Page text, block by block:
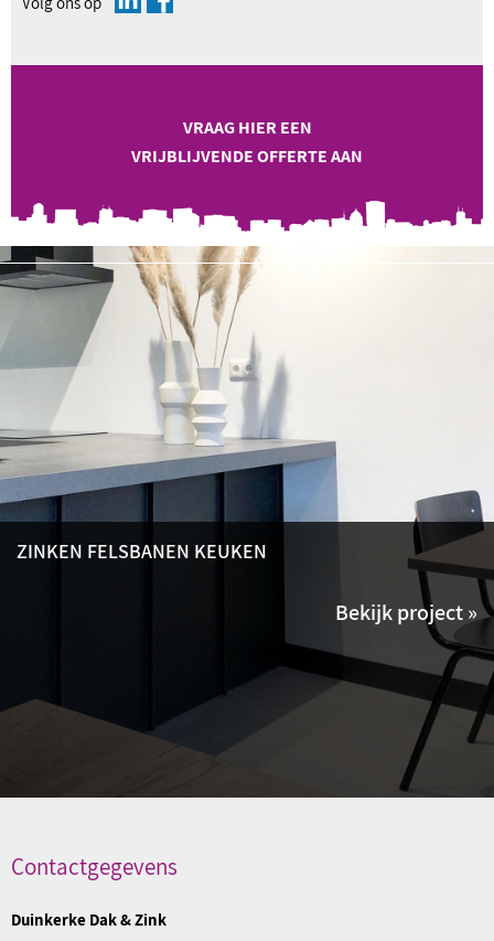
VRAAG HIER EEN
VRIJBLIJVENDE OFFERTE AAN
ZINKEN FELSBANEN KEUKEN
Bekijk project »
Contactgegevens
Duinkerke Dak & Zink